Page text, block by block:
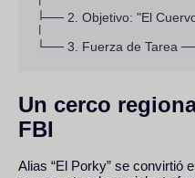
├── 2. Objetivo: "El
│
Un cerco
FBI
Alias “El Porky” se convirtió